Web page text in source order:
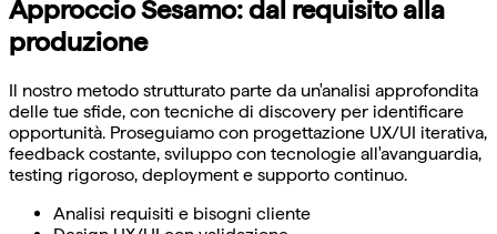
Approccio Sesamo: dal requisito alla
produzione
Il nostro metodo strutturato parte da un'analisi approfondita
delle tue sfide, con tecniche di discovery per identificare
opportunità. Proseguiamo con progettazione UX/UI iterativa,
feedback costante, sviluppo con tecnologie all'avanguardia,
testing rigoroso, deployment e supporto continuo.
Analisi requisiti e bisogni cliente